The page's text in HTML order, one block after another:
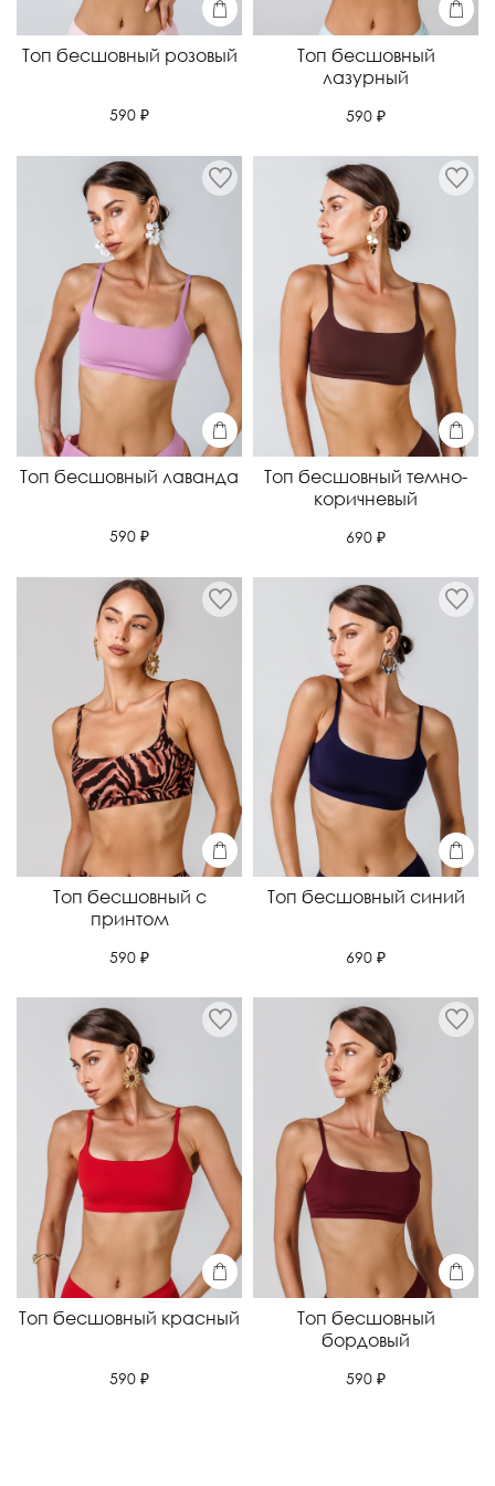
Топ бесшовный розовый
590 ₽
Топ бесшовный
лазурный
590 ₽
Топ бесшовный лаванда
590 ₽
Топ бесшовный темно-
коричневый
690 ₽
Топ бесшовный с
принтом
590 ₽
Топ бесшовный синий
690 ₽
Топ бесшовный красный
590 ₽
Топ бесшовный
бордовый
590 ₽